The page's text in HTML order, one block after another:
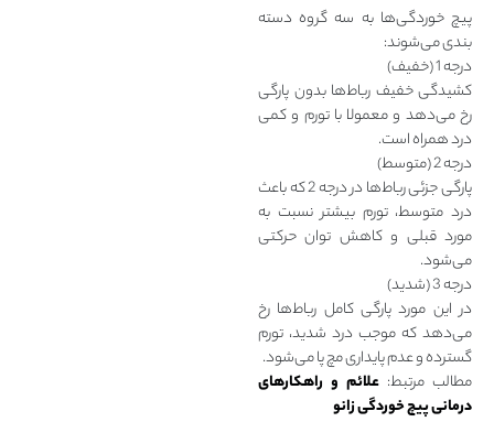
پیچ خوردگی‌ها به سه گروه دسته
بندی می‌شوند:
درجه 1 (خفیف)
کشیدگی خفیف رباط‌ها بدون پارگی
رخ می‌دهد و معمولا با تورم و کمی
درد همراه است.
درجه 2 (متوسط)
پارگی جزئی رباط‌ها در درجه 2 که باعث
درد متوسط، تورم بیشتر نسبت به
مورد قبلی و کاهش توان حرکتی
می‌شود.
درجه 3 (شدید)
در این مورد پارگی کامل رباط‌ها رخ
می‌دهد که موجب درد شدید، تورم
گسترده و عدم پایداری مچ پا می‌شود.
مطالب مرتبط: علائم و راهکارهای
درمانی پیچ خوردگی زانو